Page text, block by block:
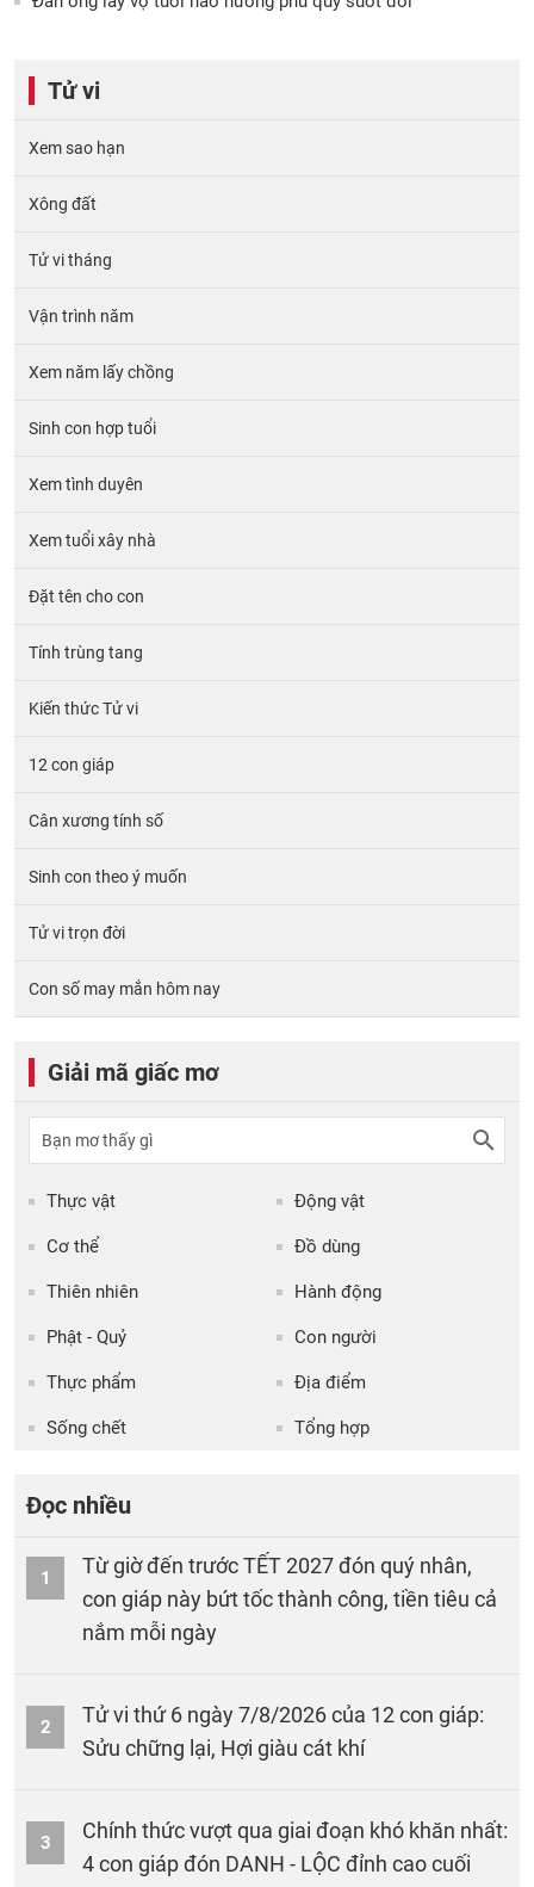
Tử vi
Xem sao hạn
Xông đất
Tử vi tháng
Vận trình năm
Xem năm lấy chồng
Sinh con hợp tuổi
Xem tình duyên
Xem tuổi xây nhà
Đặt tên cho con
Tính trùng tang
Kiến thức Tử vi
12 con giáp
Cân xương tính số
Sinh con theo ý muốn
Tử vi trọn đời
Con số may mắn hôm nay
Giải mã giấc mơ
Thực vật Động vật
Cơ thể Đồ dùng
Thiên nhiên Hành động
Phật - Quỷ Con người
Thực phẩm Địa điểm
Sống chết Tổng hợp
Đọc nhiều
1
Từ giờ đến trước TẾT 2027 đón quý nhân,
con giáp này bứt tốc thành công, tiền tiêu cả
nắm mỗi ngày
2
Tử vi thứ 6 ngày 7/8/2026 của 12 con giáp:
Sửu chững lại, Hợi giàu cát khí
3
Chính thức vượt qua giai đoạn khó khăn nhất:
4 con giáp đón DANH - LỘC đỉnh cao cuối